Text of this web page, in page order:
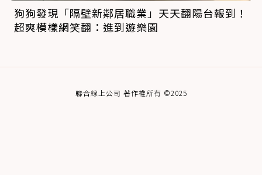
狗狗發現「隔壁新鄰居職業」天天翻陽台報到！
超爽模樣網笑翻：進到遊樂園
聯合線上公司 著作權所有 ©2025